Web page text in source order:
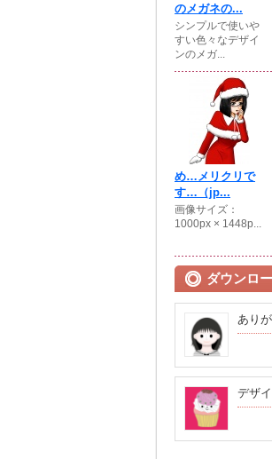
のメガネの...
シンプルで使いや
すい色々なデザイ
ンのメガ...
め…メリクリで
す…（jp...
画像サイズ：
1000px × 1448p...
ダウンロ
あり
デザ